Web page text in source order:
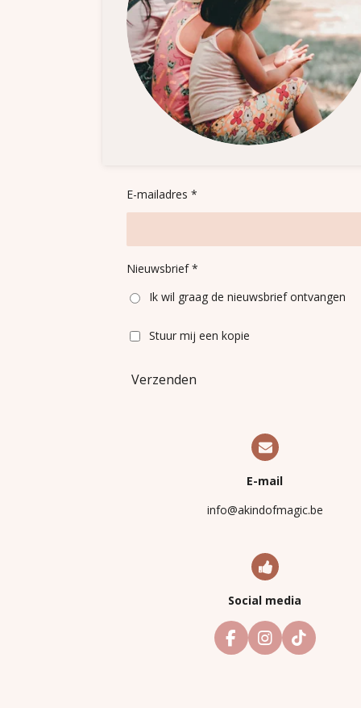
E-mailadres *
Nieuwsbrief *
Ik wil graag de nieuwsbrief ontvangen
Stuur mij een kopie
Verzenden
E-mail
info@akindofmagic.be
Social media
F
a
I
n
T
i